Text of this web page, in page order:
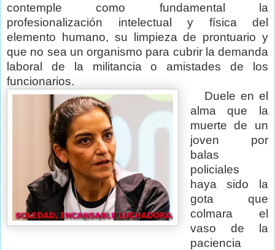
contemple como fundamental la
profesionalización intelectual y física del
elemento humano, su limpieza de prontuario y
que no sea un organismo para cubrir la demanda
laboral de la militancia o amistades de los
funcionarios.
Duele en el
alma que la
muerte de un
joven por
balas
policiales
haya sido la
gota que
colmara el
vaso de la
paciencia